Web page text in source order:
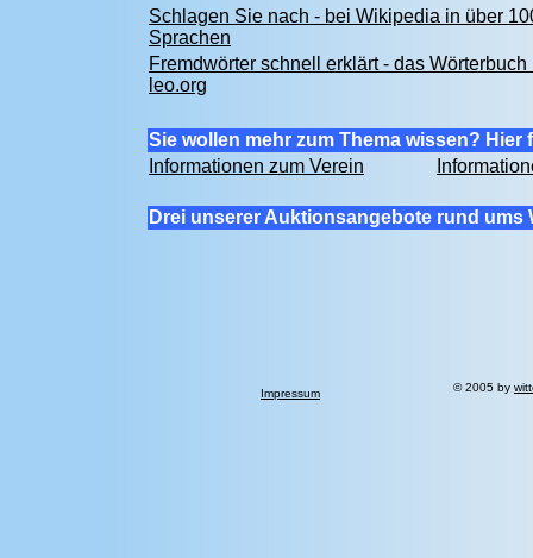
Schlagen Sie nach - bei Wikipedia in über
Sprachen
Fremdwörter schnell erklärt - das Wörterbuch
leo.org
Sie wollen mehr zum Thema wissen? Hier
Informationen zum Verein
Drei unserer Auktionsangebote rund ums
Impressum © 2005 by